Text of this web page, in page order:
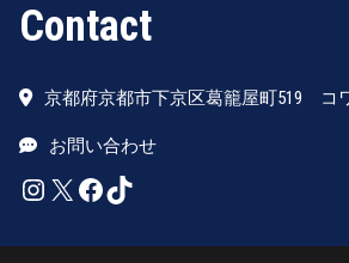
Contact
京都府京都市下京区葛籠屋町519 コ
お問い合わせ
Instagram X Facebook TikTok